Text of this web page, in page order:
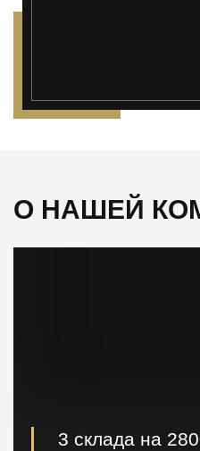
О НАШЕЙ
3 склада на